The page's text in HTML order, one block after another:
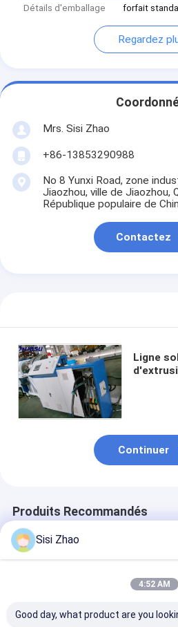
Détails d'emballage
forfait
Regardez
Mrs. Sisi Zhao
+86-13853290988
No 8 Yunxi Road, zone
Jiaozhou, ville de Jiaozhou,
République populaire de
Contactez
Ligne
Continuer
Produits Recommandés
Sisi Zhao
4:52 AM
Good day, what product are you